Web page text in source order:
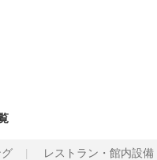
レストラン・館内設備